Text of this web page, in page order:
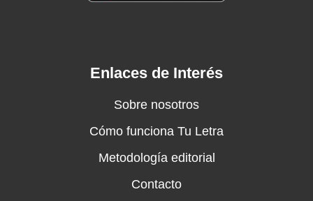
Enlaces de Interés
Sobre nosotros
Cómo funciona Tu Letra
Metodología editorial
Contacto